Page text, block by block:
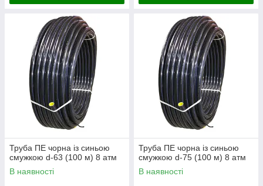
Труба ПЕ чорна із синьою
смужкою d-63 (100 м) 8 атм
В наявності
Труба ПЕ чорна із синьою
смужкою d-75 (100 м) 8 атм
В наявності